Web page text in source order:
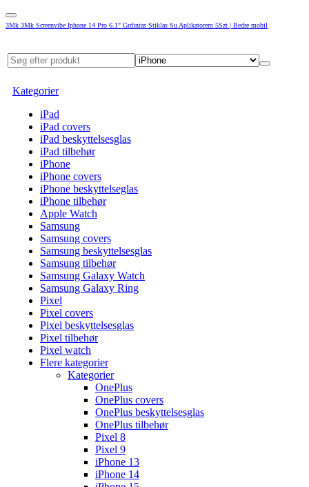
3Mk 3Mk Screenvibe Iphone 14 Pro 6.1" Grdintas Stiklas Su Aplikatorem 5Szt | Bedre mobil
Kategorier
iPad
iPad covers
iPad beskyttelsesglas
iPad tilbehør
iPhone
iPhone covers
iPhone beskyttelseglas
iPhone tilbehør
Apple Watch
Samsung
Samsung covers
Samsung beskyttelsesglas
Samsung tilbehør
Samsung Galaxy Watch
Samsung Galaxy Ring
Pixel
Pixel covers
Pixel beskyttelsesglas
Pixel tilbehør
Pixel watch
Flere kategorier
Kategorier
OnePlus
OnePlus covers
OnePlus beskyttelsesglas
OnePlus tilbehør
Pixel 8
Pixel 9
iPhone 13
iPhone 14